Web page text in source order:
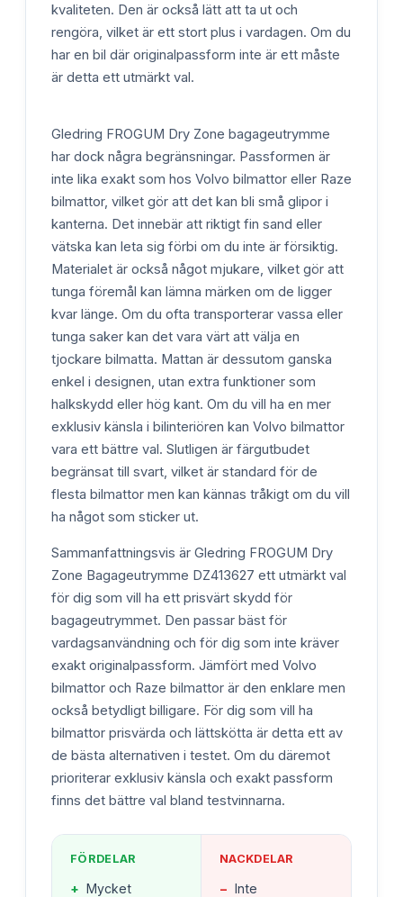
kvaliteten. Den är också lätt att ta ut och
rengöra, vilket är ett stort plus i vardagen. Om du
har en bil där originalpassform inte är ett måste
är detta ett utmärkt val.
Gledring FROGUM Dry Zone bagageutrymme
har dock några begränsningar. Passformen är
inte lika exakt som hos Volvo bilmattor eller Raze
bilmattor, vilket gör att det kan bli små glipor i
kanterna. Det innebär att riktigt fin sand eller
vätska kan leta sig förbi om du inte är försiktig.
Materialet är också något mjukare, vilket gör att
tunga föremål kan lämna märken om de ligger
kvar länge. Om du ofta transporterar vassa eller
tunga saker kan det vara värt att välja en
tjockare bilmatta. Mattan är dessutom ganska
enkel i designen, utan extra funktioner som
halkskydd eller hög kant. Om du vill ha en mer
exklusiv känsla i bilinteriören kan Volvo bilmattor
vara ett bättre val. Slutligen är färgutbudet
begränsat till svart, vilket är standard för de
flesta bilmattor men kan kännas tråkigt om du vill
ha något som sticker ut.
Sammanfattningsvis är Gledring FROGUM Dry
Zone Bagageutrymme DZ413627 ett utmärkt val
för dig som vill ha ett prisvärt skydd för
bagageutrymmet. Den passar bäst för
vardagsanvändning och för dig som inte kräver
exakt originalpassform. Jämfört med Volvo
bilmattor och Raze bilmattor är den enklare men
också betydligt billigare. För dig som vill ha
bilmattor prisvärda och lättskötta är detta ett av
de bästa alternativen i testet. Om du däremot
prioriterar exklusiv känsla och exakt passform
finns det bättre val bland testvinnarna.
FÖRDELAR
+ Mycket
NACKDELAR
− Inte